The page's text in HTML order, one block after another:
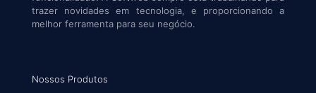
trazer novidades em tecnologia, e proporcionando a
melhor ferramenta para seu negócio.
Nossos Produtos